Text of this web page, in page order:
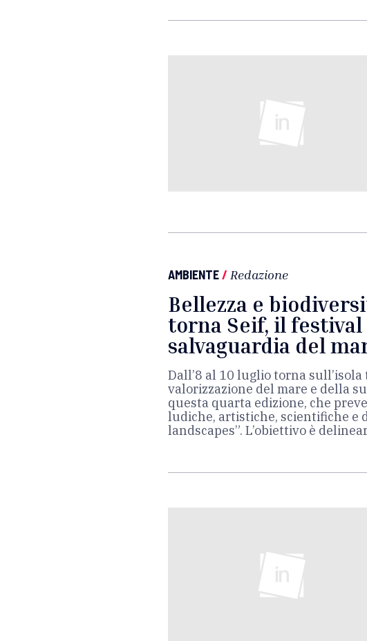
AMBIENTE/ Redazione
Bellezza e
torna Seif, il
salvaguardia del
Dall’8 al 10 luglio torna sull’isola
valorizzazione del mare e della
questa quarta edizione, che
ludiche, artistiche, scientifiche e
landscapes”. L’obiettivo è